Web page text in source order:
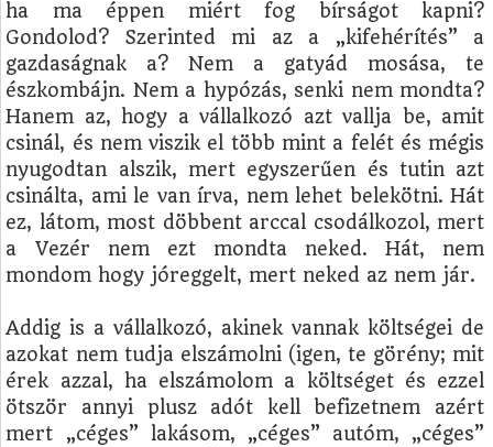
ha ma éppen miért fog bírságot kapni?
Gondolod? Szerinted mi az a „kifehérítés” a
gazdaságnak a? Nem a gatyád mosása, te
észkombájn. Nem a hypózás, senki nem mondta?
Hanem az, hogy a vállalkozó azt vallja be, amit
csinál, és nem viszik el több mint a felét és mégis
nyugodtan alszik, mert egyszerűen és tutin azt
csinálta, ami le van írva, nem lehet belekötni. Hát
ez, látom, most döbbent arccal csodálkozol, mert
a Vezér nem ezt mondta neked. Hát, nem
mondom hogy jóreggelt, mert neked az nem jár.
Addig is a vállalkozó, akinek vannak költségei de
azokat nem tudja elszámolni (igen, te görény; mit
érek azzal, ha elszámolom a költséget és ezzel
ötször annyi plusz adót kell befizetnem azért
mert „céges” lakásom, „céges” autóm, „céges”